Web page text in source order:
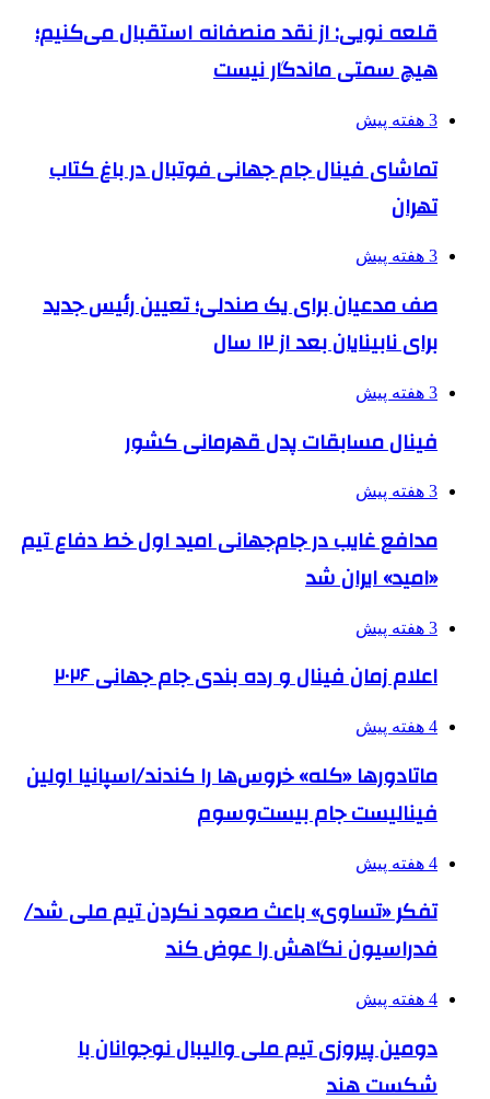
قلعه نویی: از نقد منصفانه استقبال می‌کنیم؛
هیچ سمتی ماندگار نیست
3 هفته پیش
تماشای فینال جام جهانی فوتبال در باغ کتاب
تهران
3 هفته پیش
صف مدعیان برای یک صندلی؛ تعیین رئیس جدید
برای نابینایان بعد از ۱۲ سال
3 هفته پیش
فینال مسابقات پدل قهرمانی کشور
3 هفته پیش
مدافع غایب در جام‌جهانی امید اول خط دفاع تیم
«امید» ایران شد
3 هفته پیش
اعلام زمان فینال و رده بندی جام جهانی ۲۰۲۶
4 هفته پیش
ماتادورها «کله» خروس‌ها را کندند/اسپانیا اولین
فینالیست جام بیست‌وسوم
4 هفته پیش
تفکر «تساوی» باعث صعود نکردن تیم ملی شد/
فدراسیون نگاهش را عوض کند
4 هفته پیش
دومین پیروزی تیم ملی والیبال نوجوانان با
شکست هند